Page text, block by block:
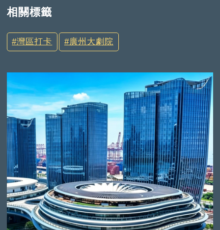
相關標籤
灣區打卡 廣州大劇院